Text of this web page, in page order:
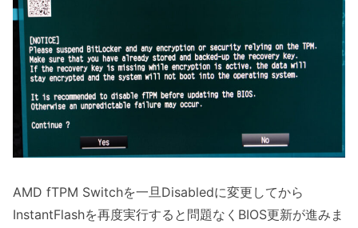
AMD fTPM Switchを一旦Disabledに変更してから
InstantFlashを再度実行すると問題なくBIOS更新が進みま